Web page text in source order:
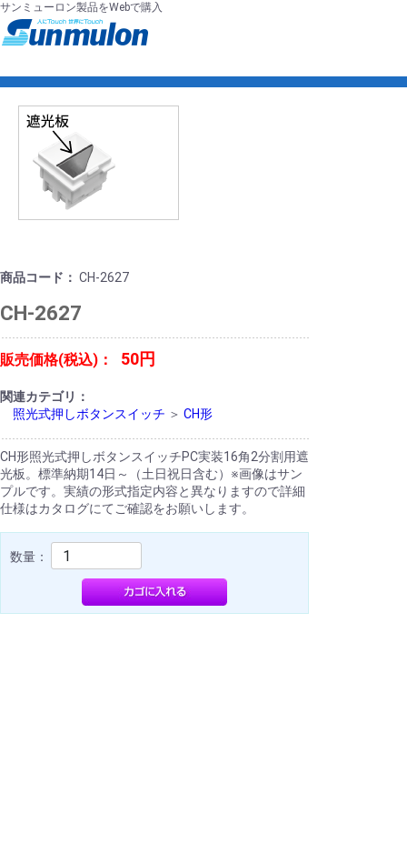
サンミューロン製品をWebで購入
商品コード： CH-2627
CH-2627
販売価格(税込)： 50円
関連カテゴリ：
照光式押しボタンスイッチ ＞ CH形
CH形照光式押しボタンスイッチPC実装16角2分割用遮
光板。標準納期14日～（土日祝日含む）※画像はサン
プルです。実績の形式指定内容と異なりますので詳細
仕様はカタログにてご確認をお願いします。
数量：